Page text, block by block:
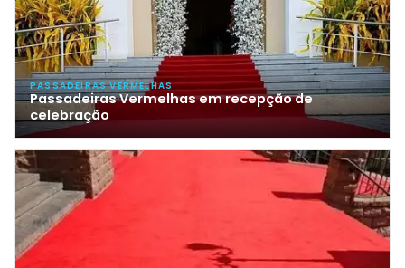
PASSADEIRAS VERMELHAS
Passadeiras Vermelhas em recepção de
celebração